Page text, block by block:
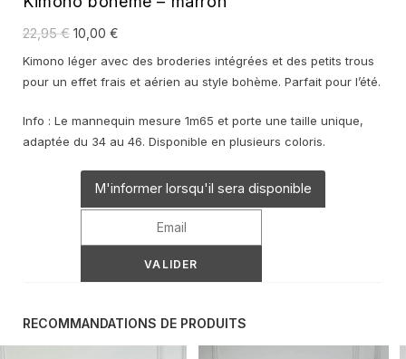
22,95€ Le
prix
initial
était :
22,95 €.
10,00 €
actuel
est :
10,00 €.
Kimono léger avec des broderies intégrées et des petits trous
pour un effet frais et aérien au style bohème. Parfait pour l’été.
Info : Le mannequin mesure 1m65 et porte une taille unique,
adaptée du 34 au 46. Disponible en plusieurs coloris.
M'informer lorsqu'il sera disponible
RECOMMANDATIONS DE PRODUITS